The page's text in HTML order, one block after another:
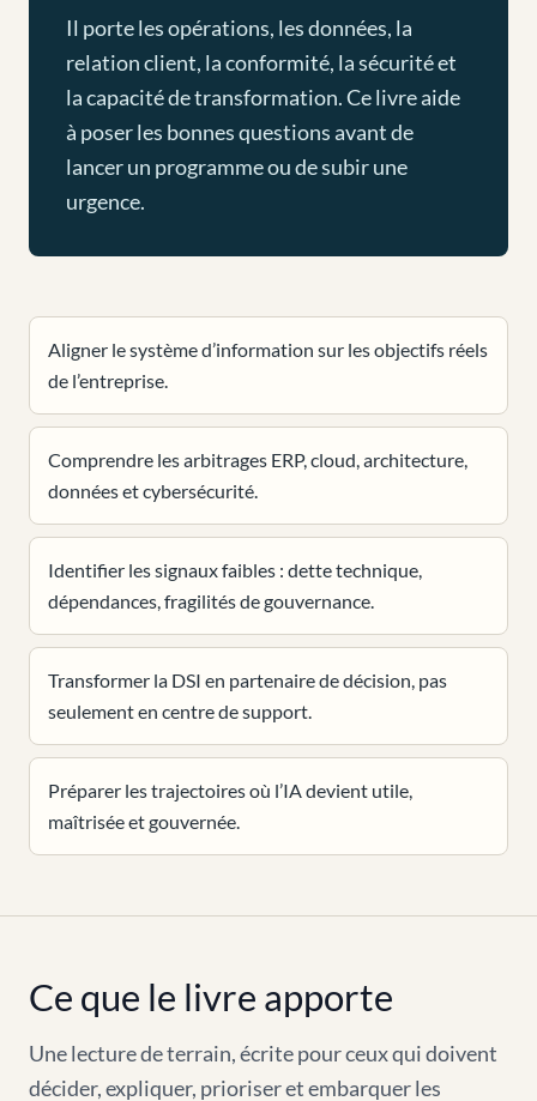
Il porte les opérations, les données, la
relation client, la conformité, la sécurité et
la capacité de transformation. Ce livre aide
à poser les bonnes questions avant de
lancer un programme ou de subir une
urgence.
Aligner le système d’information sur les objectifs réels
de l’entreprise.
Comprendre les arbitrages ERP, cloud, architecture,
données et cybersécurité.
Identifier les signaux faibles : dette technique,
dépendances, fragilités de gouvernance.
Transformer la DSI en partenaire de décision, pas
seulement en centre de support.
Préparer les trajectoires où l’IA devient utile,
maîtrisée et gouvernée.
Ce que le livre apporte
Une lecture de terrain, écrite pour ceux qui doivent
décider, expliquer, prioriser et embarquer les